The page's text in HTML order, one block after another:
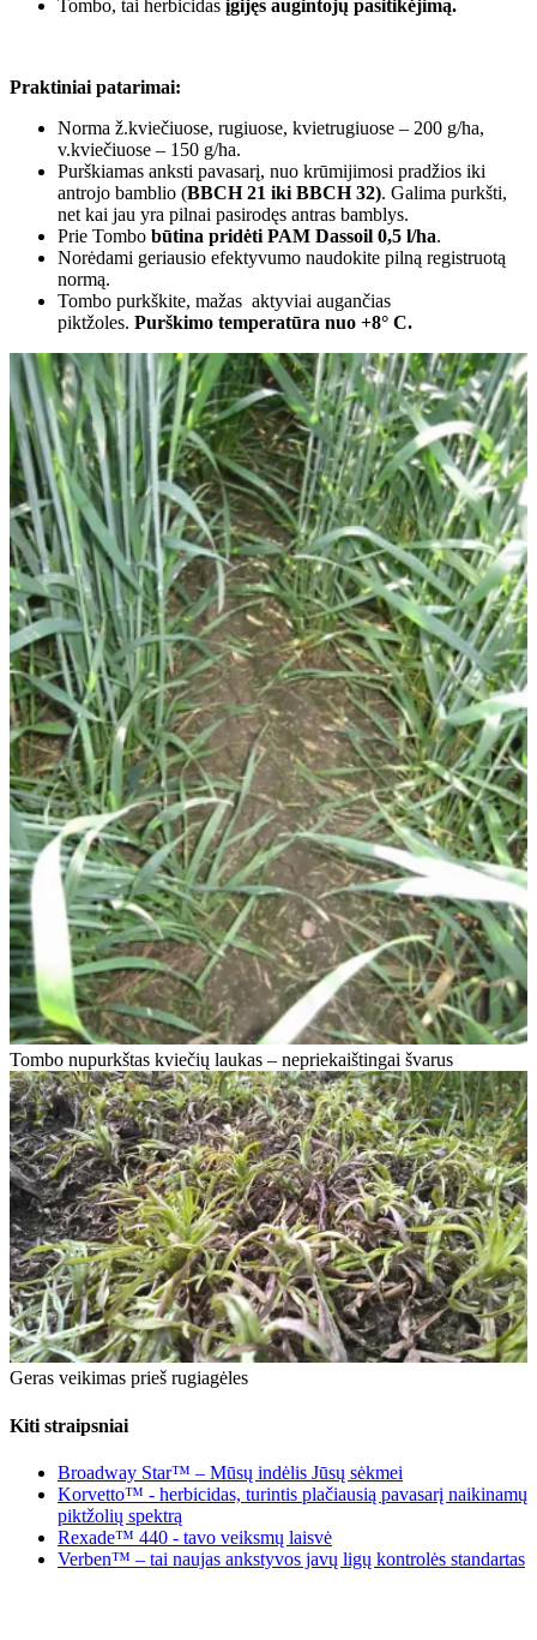
Tombo, tai herbicidas įgijęs augintojų pasitikėjimą.
Praktiniai patarimai:
Norma ž.kviečiuose, rugiuose, kvietrugiuose – 200 g/ha,
v.kviečiuose – 150 g/ha.
Purškiamas anksti pavasarį, nuo krūmijimosi pradžios iki
antrojo bamblio (BBCH 21 iki BBCH 32). Galima purkšti,
net kai jau yra pilnai pasirodęs antras bamblys.
Prie Tombo būtina pridėti PAM Dassoil 0,5 l/ha.
Norėdami geriausio efektyvumo naudokite pilną registruotą
normą.
Tombo purkškite, mažas aktyviai augančias
piktžoles. Purškimo temperatūra nuo +8° C.
Tombo nupurkštas kviečių laukas – nepriekaištingai švarus
Geras veikimas prieš rugiagėles
Kiti straipsniai
Broadway Star™ – Mūsų indėlis Jūsų sėkmei
Korvetto™ - herbicidas, turintis plačiausią pavasarį naikinamų
piktžolių spektrą
Rexade™ 440 - tavo veiksmų laisvė
Verben™ – tai naujas ankstyvos javų ligų kontrolės standartas